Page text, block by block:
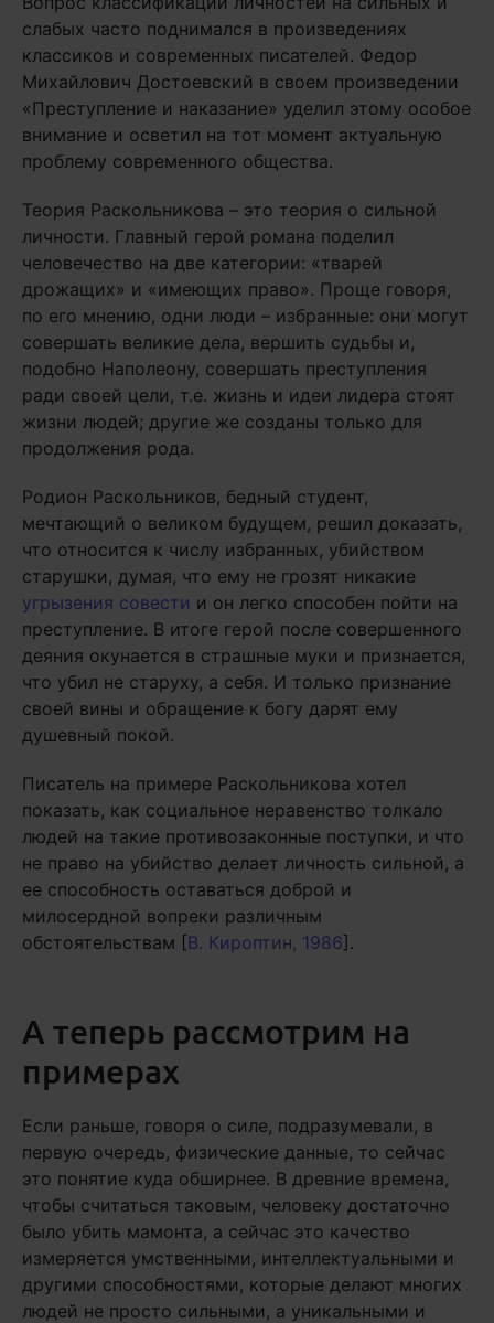
слабых часто поднимался в произведениях
классиков и современных писателей. Федор
Михайлович Достоевский в своем произведении
«Преступление и наказание» уделил этому особое
внимание и осветил на тот момент актуальную
проблему современного общества.
Теория Раскольникова – это теория о сильной
личности. Главный герой романа поделил
человечество на две категории: «тварей
дрожащих» и «имеющих право». Проще говоря,
по его мнению, одни люди – избранные: они могут
совершать великие дела, вершить судьбы и,
подобно Наполеону, совершать преступления
ради своей цели, т.е. жизнь и идеи лидера стоят
жизни людей; другие же созданы только для
продолжения рода.
Родион Раскольников, бедный студент,
мечтающий о великом будущем, решил доказать,
что относится к числу избранных, убийством
старушки, думая, что ему не грозят никакие
угрызения совести и он легко способен пойти на
преступление. В итоге герой после совершенного
деяния окунается в страшные муки и признается,
что убил не старуху, а себя. И только признание
своей вины и обращение к богу дарят ему
душевный покой.
Писатель на примере Раскольникова хотел
показать, как социальное неравенство толкало
людей на такие противозаконные поступки, и что
не право на убийство делает личность сильной, а
ее способность оставаться доброй и
милосердной вопреки различным
обстоятельствам [В. Кироптин, 1986].
А теперь рассмотрим на
примерах
Если раньше, говоря о силе, подразумевали, в
первую очередь, физические данные, то сейчас
это понятие куда обширнее. В древние времена,
чтобы считаться таковым, человеку достаточно
было убить мамонта, а сейчас это качество
измеряется умственными, интеллектуальными и
другими способностями, которые делают многих
людей не просто сильными, а уникальными и